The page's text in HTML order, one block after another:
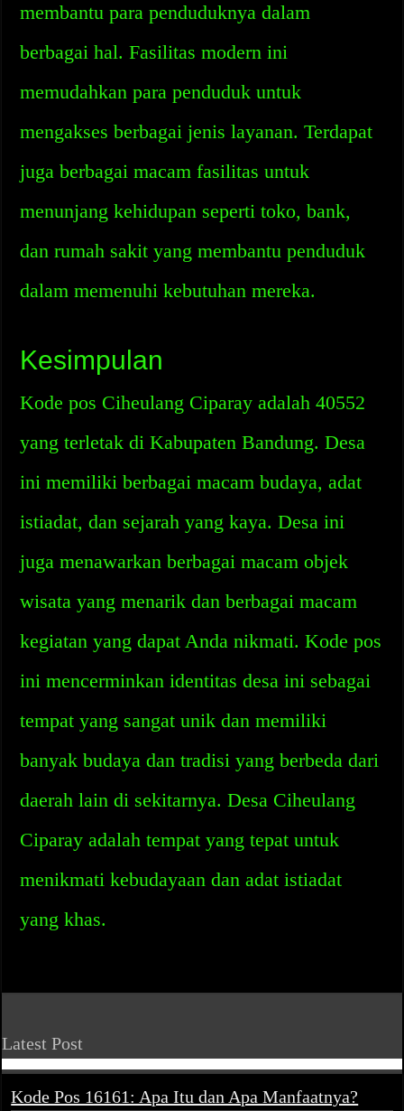
membantu para penduduknya dalam
berbagai hal. Fasilitas modern ini
memudahkan para penduduk untuk
mengakses berbagai jenis layanan. Terdapat
juga berbagai macam fasilitas untuk
menunjang kehidupan seperti toko, bank,
dan rumah sakit yang membantu penduduk
dalam memenuhi kebutuhan mereka.
Kesimpulan
Kode pos Ciheulang Ciparay adalah 40552
yang terletak di Kabupaten Bandung. Desa
ini memiliki berbagai macam budaya, adat
istiadat, dan sejarah yang kaya. Desa ini
juga menawarkan berbagai macam objek
wisata yang menarik dan berbagai macam
kegiatan yang dapat Anda nikmati. Kode pos
ini mencerminkan identitas desa ini sebagai
tempat yang sangat unik dan memiliki
banyak budaya dan tradisi yang berbeda dari
daerah lain di sekitarnya. Desa Ciheulang
Ciparay adalah tempat yang tepat untuk
menikmati kebudayaan dan adat istiadat
yang khas.
Latest Post
Kode Pos 16161: Apa Itu dan Apa Manfaatnya?